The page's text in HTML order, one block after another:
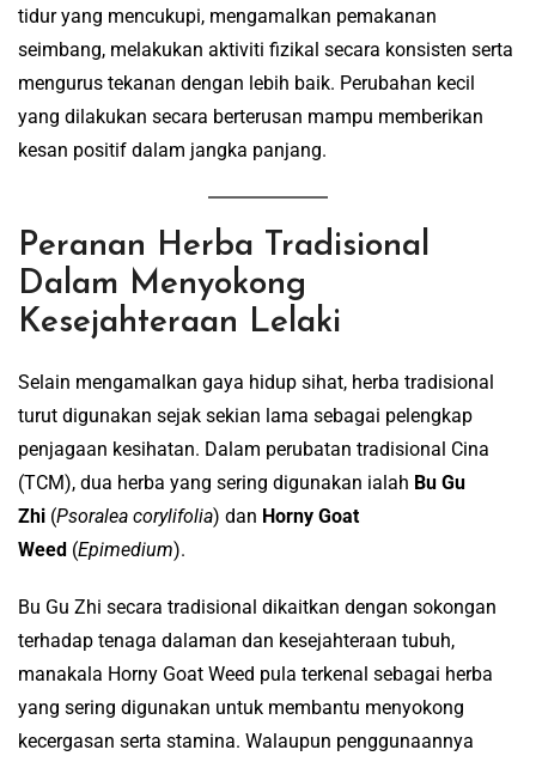
tidur yang mencukupi, mengamalkan pemakanan
seimbang, melakukan aktiviti fizikal secara konsisten serta
mengurus tekanan dengan lebih baik. Perubahan kecil
yang dilakukan secara berterusan mampu memberikan
kesan positif dalam jangka panjang.
Peranan Herba Tradisional
Dalam Menyokong
Kesejahteraan Lelaki
Selain mengamalkan gaya hidup sihat, herba tradisional
turut digunakan sejak sekian lama sebagai pelengkap
penjagaan kesihatan. Dalam perubatan tradisional Cina
(TCM), dua herba yang sering digunakan ialah Bu Gu
Zhi (Psoralea corylifolia) dan Horny Goat
Weed (Epimedium).
Bu Gu Zhi secara tradisional dikaitkan dengan sokongan
terhadap tenaga dalaman dan kesejahteraan tubuh,
manakala Horny Goat Weed pula terkenal sebagai herba
yang sering digunakan untuk membantu menyokong
kecergasan serta stamina. Walaupun penggunaannya